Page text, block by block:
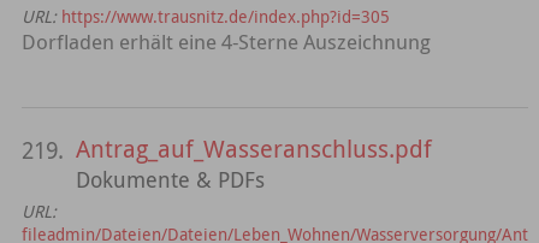
URL: https://www.trausnitz.de/index.php?id=305
Dorfladen erhält eine 4-Sterne Auszeichnung
219. Antrag_auf_Wasseranschluss.pdf
Dokumente & PDFs
URL:
fileadmin/Dateien/Dateien/Leben_Wohnen/Wasserversorgung/Ant